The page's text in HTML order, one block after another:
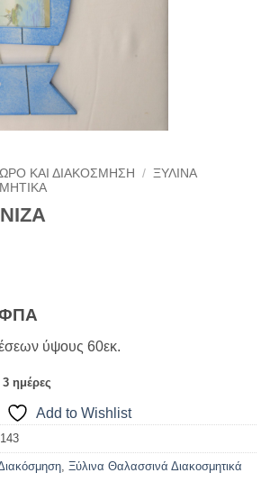
ΚΑΙ ΔΙΑΚΌΣΜΗΣΗ / ΞΎΛΙΝΑ
ύψους 60εκ.
ημέρες
Add to Wishlist
, Ξύλινα Θαλασσινά Διακοσμητικά